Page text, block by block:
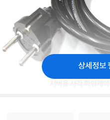
상세정보